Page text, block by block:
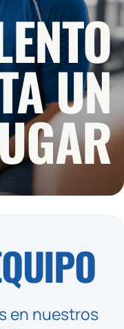
UN
en nuestros